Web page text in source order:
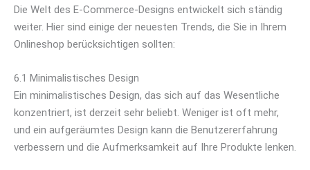
Die Welt des E-Commerce-Designs entwickelt sich ständig
weiter. Hier sind einige der neuesten Trends, die Sie in Ihrem
Onlineshop berücksichtigen sollten:
6.1 Minimalistisches Design
Ein minimalistisches Design, das sich auf das Wesentliche
konzentriert, ist derzeit sehr beliebt. Weniger ist oft mehr,
und ein aufgeräumtes Design kann die Benutzererfahrung
verbessern und die Aufmerksamkeit auf Ihre Produkte lenken.